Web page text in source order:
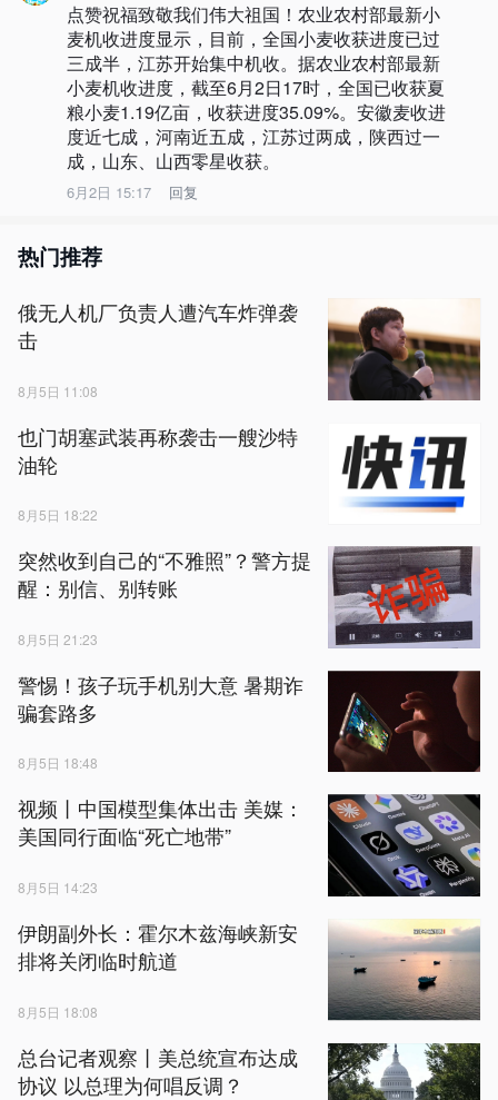
点赞祝福致敬我们伟大祖国！农业农村部最新小
麦机收进度显示，目前，全国小麦收获进度已过
三成半，江苏开始集中机收。据农业农村部最新
小麦机收进度，截至6月2日17时，全国已收获夏
粮小麦1.19亿亩，收获进度35.09%。安徽麦收进
度近七成，河南近五成，江苏过两成，陕西过一
成，山东、山西零星收获。
6月2日 15:17 回复
热门推荐
俄无人机厂负责人遭汽车炸弹袭
击
8月5日 11:08
也门胡塞武装再称袭击一艘沙特
油轮
8月5日 18:22
突然收到自己的“不雅照”？警方提
醒：别信、别转账
8月5日 21:23
警惕！孩子玩手机别大意 暑期诈
骗套路多
8月5日 18:48
视频丨中国模型集体出击 美媒：
美国同行面临“死亡地带”
8月5日 14:23
伊朗副外长：霍尔木兹海峡新安
排将关闭临时航道
8月5日 18:08
总台记者观察丨美总统宣布达成
协议 以总理为何唱反调？